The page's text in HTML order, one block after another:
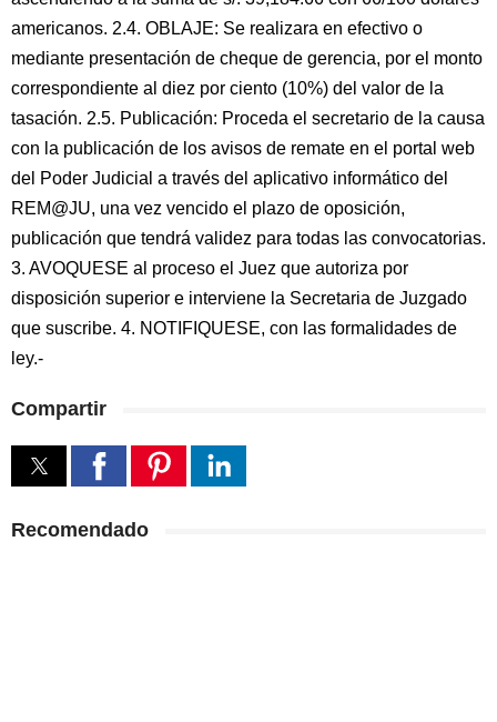
americanos. 2.4. OBLAJE: Se realizara en efectivo o
mediante presentación de cheque de gerencia, por el monto
correspondiente al diez por ciento (10%) del valor de la
tasación. 2.5. Publicación: Proceda el secretario de la causa
con la publicación de los avisos de remate en el portal web
del Poder Judicial a través del aplicativo informático del
REM@JU, una vez vencido el plazo de oposición,
publicación que tendrá validez para todas las convocatorias.
3. AVOQUESE al proceso el Juez que autoriza por
disposición superior e interviene la Secretaria de Juzgado
que suscribe. 4. NOTIFIQUESE, con las formalidades de
ley.-
Compartir
Recomendado